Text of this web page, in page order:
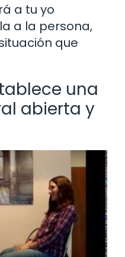
a tu yo
a la persona,
que
una
abierta y